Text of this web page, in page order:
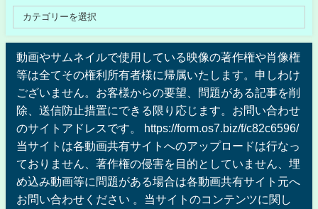
動画やサムネイルで使用している映像の著作権や肖像権
等は全てその権利所有者様に帰属いたします。申しわけ
ございません。お客様からの要望、問題がある記事を削
除、送信防止措置にできる限り応じます。お問い合わせ
のサイトアドレスです。 https://form.os7.biz/f/c82c6596/
当サイトは各動画共有サイトへのアップロードは行なっ
ておりません、著作権の侵害を目的としていません、埋
め込み動画等に問題がある場合は各動画共有サイト元へ
お問い合わせください 。当サイトのコンテンツに関し